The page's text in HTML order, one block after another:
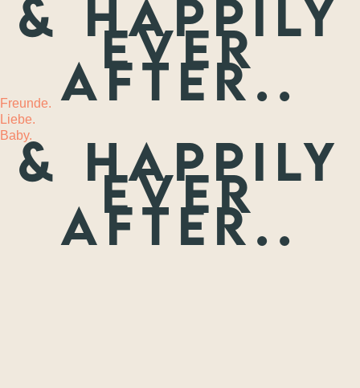
MEHR
& happily
ever
after..
Freunde.
Liebe.
Baby.& happily
ever
after..